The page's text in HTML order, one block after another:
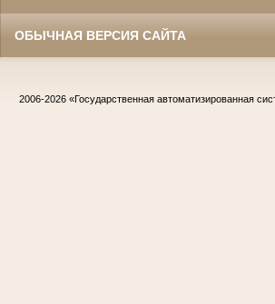
ОБЫЧНАЯ ВЕРСИЯ САЙТА
2006-2026 «Государственная автоматизированная